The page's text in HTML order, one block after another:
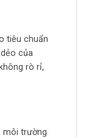
tiêu chuẩn
của
rò rỉ,
môi trường